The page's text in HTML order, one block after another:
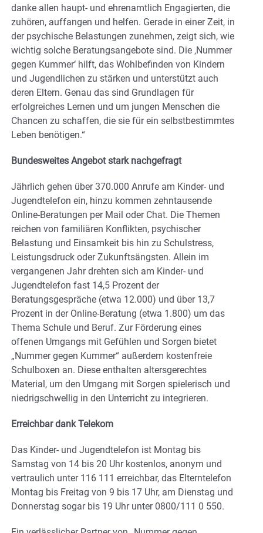
danke allen haupt- und ehrenamtlich Engagierten, die
zuhören, auffangen und helfen. Gerade in einer Zeit, in
der psychische Belastungen zunehmen, zeigt sich, wie
wichtig solche Beratungsangebote sind. Die ‚Nummer
gegen Kummer‘ hilft, das Wohlbefinden von Kindern
und Jugendlichen zu stärken und unterstützt auch
deren Eltern. Genau das sind Grundlagen für
erfolgreiches Lernen und um jungen Menschen die
Chancen zu schaffen, die sie für ein selbstbestimmtes
Leben benötigen.“
Bundesweites Angebot stark nachgefragt
Jährlich gehen über 370.000 Anrufe am Kinder- und
Jugendtelefon ein, hinzu kommen zehntausende
Online-Beratungen per Mail oder Chat. Die Themen
reichen von familiären Konflikten, psychischer
Belastung und Einsamkeit bis hin zu Schulstress,
Leistungsdruck oder Zukunftsängsten. Allein im
vergangenen Jahr drehten sich am Kinder- und
Jugendtelefon fast 14,5 Prozent der
Beratungsgespräche (etwa 12.000) und über 13,7
Prozent in der Online-Beratung (etwa 1.800) um das
Thema Schule und Beruf. Zur Förderung eines
offenen Umgangs mit Gefühlen und Sorgen bietet
„Nummer gegen Kummer“ außerdem kostenfreie
Schulboxen an. Diese enthalten altersgerechtes
Material, um den Umgang mit Sorgen spielerisch und
niedrigschwellig in den Unterricht zu integrieren.
Erreichbar dank Telekom
Das Kinder- und Jugendtelefon ist Montag bis
Samstag von 14 bis 20 Uhr kostenlos, anonym und
vertraulich unter 116 111 erreichbar, das Elterntelefon
Montag bis Freitag von 9 bis 17 Uhr, am Dienstag und
Donnerstag sogar bis 19 Uhr unter 0800/111 0 550.